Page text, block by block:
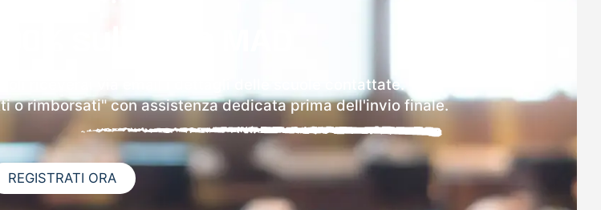
sulla tua MAD
riceverai via email i dettagli delle scuole contattate.
o rimborsati" con assistenza dedicata prima dell'invio finale.
REGISTRATI ORA